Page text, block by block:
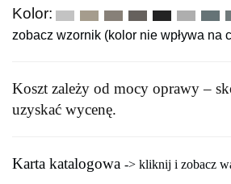
Kolor:
zobacz wzornik (kolor nie wpływa na
Koszt zależy od mocy oprawy –
uzyskać wycenę.
Karta katalogowa -> kliknij i zobacz